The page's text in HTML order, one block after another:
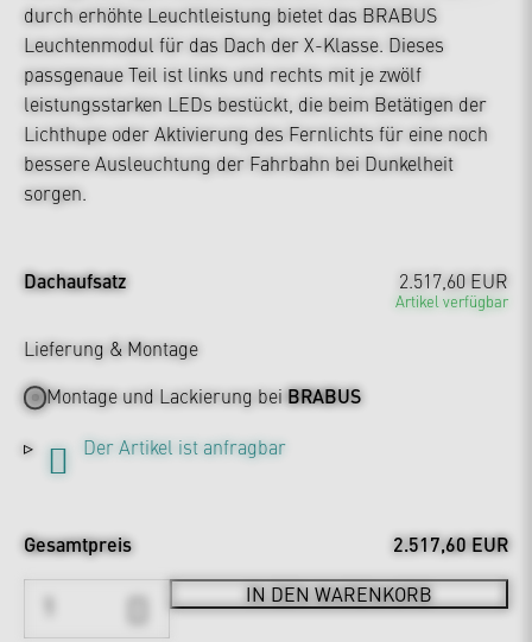
durch erhöhte Leuchtleistung bietet das BRABUS
Leuchtenmodul für das Dach der X-Klasse. Dieses
passgenaue Teil ist links und rechts mit je zwölf
leistungsstarken LEDs bestückt, die beim Betätigen der
Lichthupe oder Aktivierung des Fernlichts für eine noch
bessere Ausleuchtung der Fahrbahn bei Dunkelheit
sorgen.
Dachaufsatz 2.517,60 EUR
Artikel verfügbar
Lieferung & Montage
Montage und Lackierung beiBRABUS
Der Artikel ist anfragbar
Gesamtpreis 2.517,60 EUR
IN DEN WARENKORB